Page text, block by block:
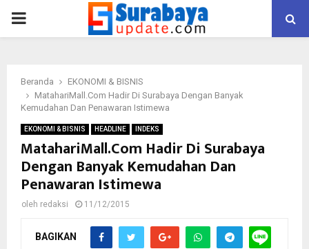
PRIMARY
Beranda
EKONOMI & BISNIS
MatahariMall.Com Hadir Di Surabaya Dengan Banyak
Kemudahan Dan Penawaran Istimewa
EKONOMI & BISNIS HEADLINE INDEKS
MatahariMall.Com Hadir Di Surabaya
Dengan Banyak Kemudahan Dan
Penawaran Istimewa
oleh redaksi 11/12/2015
BAGIKAN